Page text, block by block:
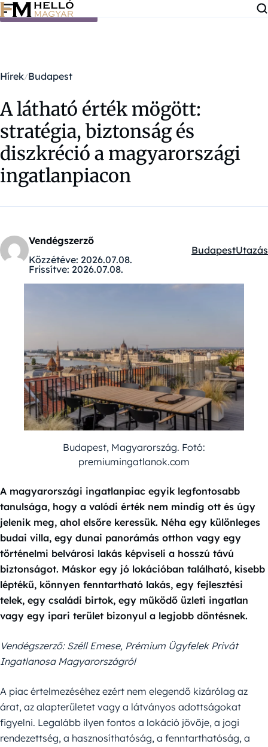
Ugrás a tartalomra
Hírek Budapest
A látható érték mögött:
stratégia, biztonság és
diszkréció a magyarországi
ingatlanpiacon
Vendégszerző
Közzétéve: 2026.07.08.
Frissítve: 2026.07.08.
Kategóriák:
BudapestUtazás
Budapest, Magyarország. Fotó:
premiumingatlanok.com
A magyarországi ingatlanpiac egyik legfontosabb
tanulsága, hogy a valódi érték nem mindig ott és úgy
jelenik meg, ahol elsőre keressük. Néha egy különleges
budai villa, egy dunai panorámás otthon vagy egy
történelmi belvárosi lakás képviseli a hosszú távú
biztonságot. Máskor egy jó lokációban található, kisebb
léptékű, könnyen fenntartható lakás, egy fejlesztési
telek, egy családi birtok, egy működő üzleti ingatlan
vagy egy ipari terület bizonyul a legjobb döntésnek.
Vendégszerző: Széll Emese, Prémium Ügyfelek Privát
Ingatlanosa Magyarországról
A piac értelmezéséhez ezért nem elegendő kizárólag az
árat, az alapterületet vagy a látványos adottságokat
figyelni. Legalább ilyen fontos a lokáció jövője, a jogi
rendezettség, a hasznosíthatóság, a fenntarthatóság, a